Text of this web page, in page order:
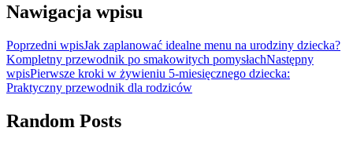
Nawigacja wpisu
Poprzedni wpisJak zaplanować idealne menu na urodziny dziecka?
Kompletny przewodnik po smakowitych pomysłachNastępny
wpisPierwsze kroki w żywieniu 5-miesięcznego dziecka:
Praktyczny przewodnik dla rodziców
Random Posts